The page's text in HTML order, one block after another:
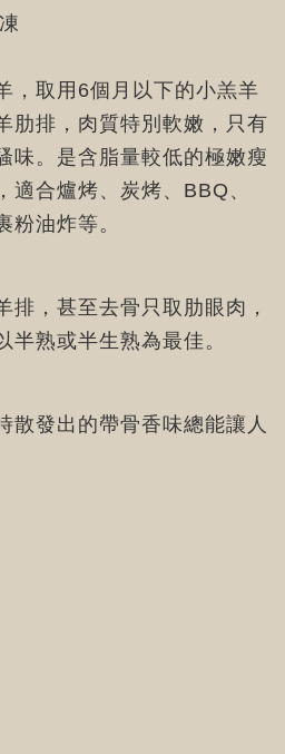
，取用6個月以下的小羔羊
肋排，肉質特別軟嫩，只有
味。是含脂量較低的極嫩瘦
適合爐烤、炭烤、BBQ、
粉油炸等。
排，甚至去骨只取肋眼肉，
半熟或半生熟為最佳。
散發出的帶骨香味總能讓人